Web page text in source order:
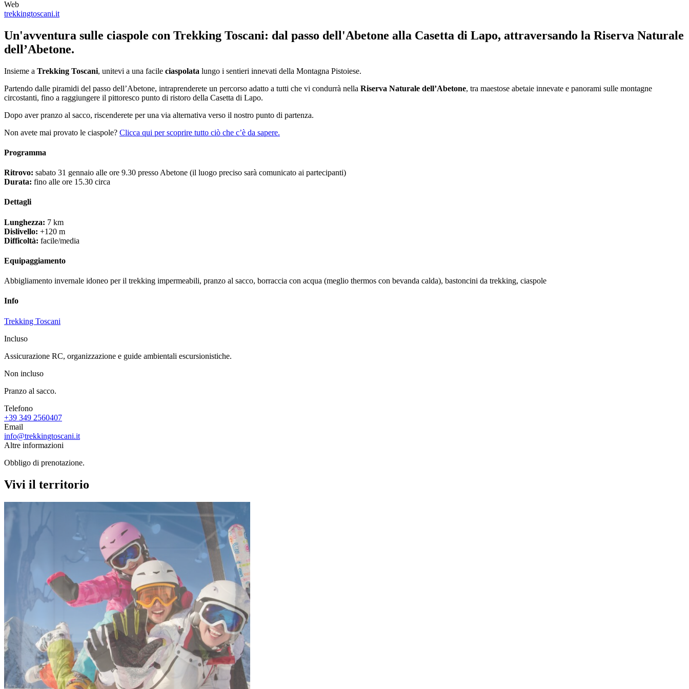
Web
trekkingtoscani.it
Un'avventura sulle ciaspole con Trekking Toscani: dal passo dell'Abetone alla Casetta di Lapo, attraversando la Riserva Naturale
dell’Abetone.
Insieme a Trekking Toscani, unitevi a una facile ciaspolata lungo i sentieri innevati della Montagna Pistoiese.
Partendo dalle piramidi del passo dell’Abetone, intraprenderete un percorso adatto a tutti che vi condurrà nella Riserva Naturale dell’Abetone, tra maestose abetaie innevate e panorami sulle montagne
circostanti, fino a raggiungere il pittoresco punto di ristoro della Casetta di Lapo.
Dopo aver pranzo al sacco, riscenderete per una via alternativa verso il nostro punto di partenza.
Non avete mai provato le ciaspole? Clicca qui per scoprire tutto ciò che c’è da sapere.
Programma
Ritrovo: sabato 31 gennaio alle ore 9.30 presso Abetone (il luogo preciso sarà comunicato ai partecipanti)
Durata: fino alle ore 15.30 circa
Dettagli
Lunghezza: 7 km
Dislivello: +120 m
Difficoltà: facile/media
Equipaggiamento
Abbigliamento invernale idoneo per il trekking impermeabili, pranzo al sacco, borraccia con acqua (meglio thermos con bevanda calda), bastoncini da trekking, ciaspole
Info
Trekking Toscani
Incluso
Assicurazione RC, organizzazione e guide ambientali escursionistiche.
Non incluso
Pranzo al sacco.
Telefono
+39 349 2560407
Email
info@trekkingtoscani.it
Altre informazioni
Obbligo di prenotazione.
Vivi il territorio